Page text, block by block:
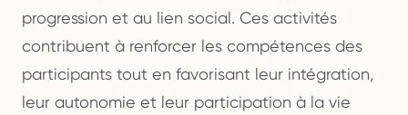
progression et au lien social. Ces activités
contribuent à renforcer les compétences des
participants tout en favorisant leur intégration,
leur autonomie et leur participation à la vie